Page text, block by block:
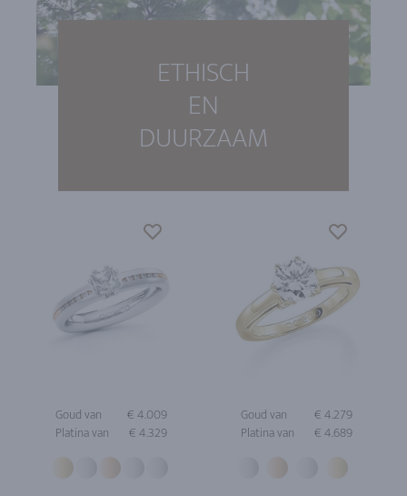
ETHISCH
EN
DUURZAAM
Goud van
€ 4.009
Platina van
€ 4.329
Goud van
€ 4.279
Platina van
€ 4.689